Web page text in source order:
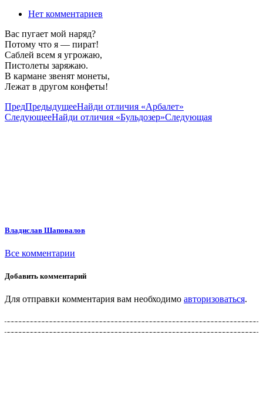
Нет комментариев
Вас пугает мой наряд?
Потому что я — пират!
Саблей всем я угрожаю,
Пистолеты заряжаю.
В кармане звенят монеты,
Лежат в другом конфеты!
ПредПредыдущееНайди отличия «Арбалет»
СледующееНайди отличия «Бульдозер»Следующая
Владислав Шаповалов
Все комментарии
Добавить комментарий
Для отправки комментария вам необходимо авторизоваться.